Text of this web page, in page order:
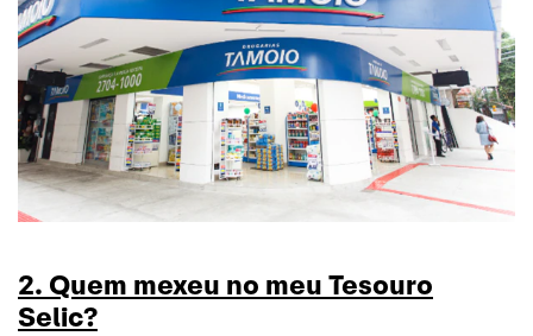
2. Quem mexeu no meu Tesouro
Selic?